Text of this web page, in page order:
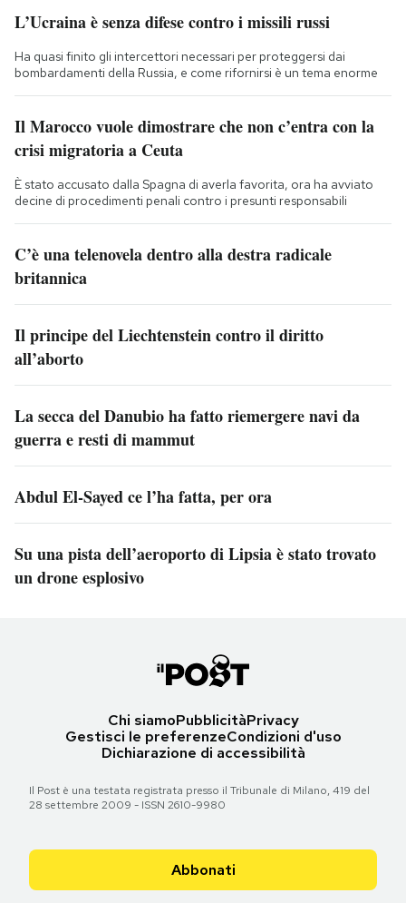
L’Ucraina è senza difese contro i missili russi
Ha quasi finito gli intercettori necessari per proteggersi dai
bombardamenti della Russia, e come rifornirsi è un tema enorme
Il Marocco vuole dimostrare che non c’entra con la
crisi migratoria a Ceuta
È stato accusato dalla Spagna di averla favorita, ora ha avviato
decine di procedimenti penali contro i presunti responsabili
C’è una telenovela dentro alla destra radicale
britannica
Il principe del Liechtenstein contro il diritto
all’aborto
La secca del Danubio ha fatto riemergere navi da
guerra e resti di mammut
Abdul El-Sayed ce l’ha fatta, per ora
Su una pista dell’aeroporto di Lipsia è stato trovato
un drone esplosivo
Chi siamoPubblicitàPrivacy
Gestisci le preferenzeCondizioni d'uso
Dichiarazione di accessibilità
Il Post è una testata registrata presso il Tribunale di Milano, 419 del
28 settembre 2009 - ISSN 2610-9980
Abbonati